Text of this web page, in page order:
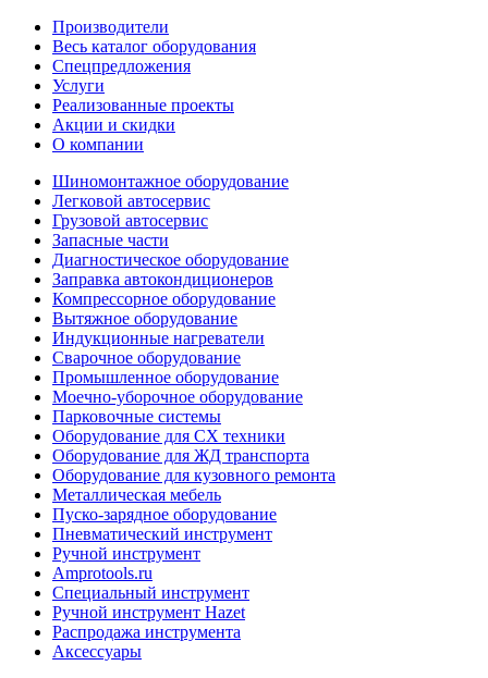
Производители
Весь каталог оборудования
Спецпредложения
Услуги
Реализованные проекты
Акции и скидки
О компании
Шиномонтажное оборудование
Легковой автосервис
Грузовой автосервис
Запасные части
Диагностическое оборудование
Заправка автокондиционеров
Компрессорное оборудование
Вытяжное оборудование
Индукционные нагреватели
Сварочное оборудование
Промышленное оборудование
Моечно-уборочное оборудование
Парковочные системы
Оборудование для СХ техники
Оборудование для ЖД транспорта
Оборудование для кузовного ремонта
Металлическая мебель
Пуско-зарядное оборудование
Пневматический инструмент
Ручной инструмент
Amprotools.ru
Специальный инструмент
Ручной инструмент Hazet
Распродажа инструмента
Аксессуары